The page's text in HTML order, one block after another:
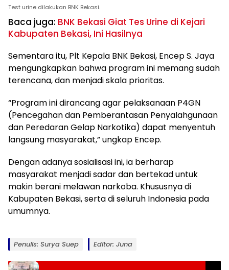
Test urine dilakukan BNK Bekasi.
Baca juga: BNK Bekasi Giat Tes Urine di Kejari
Kabupaten Bekasi, Ini Hasilnya
Sementara itu, Plt Kepala BNK Bekasi, Encep S. Jaya
mengungkapkan bahwa program ini memang sudah
terencana, dan menjadi skala prioritas.
“Program ini dirancang agar pelaksanaan P4GN
(Pencegahan dan Pemberantasan Penyalahgunaan
dan Peredaran Gelap Narkotika) dapat menyentuh
langsung masyarakat,” ungkap Encep.
Dengan adanya sosialisasi ini, ia berharap
masyarakat menjadi sadar dan bertekad untuk
makin berani melawan narkoba. Khususnya di
Kabupaten Bekasi, serta di seluruh Indonesia pada
umumnya.
Penulis: Surya Suep Editor: Juna